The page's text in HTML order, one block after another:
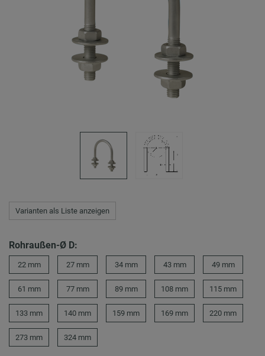
Varianten als Liste anzeigen
Rohraußen-Ø D:
22 mm 27 mm 34 mm 43 mm 49 mm
61 mm 77 mm 89 mm 108 mm 115 mm
133 mm 140 mm 159 mm 169 mm 220 mm
273 mm 324 mm